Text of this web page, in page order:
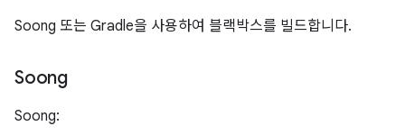
Soong 또는 Gradle을 사용하여 블랙박스를 빌드합니다.
Soong
Soong: